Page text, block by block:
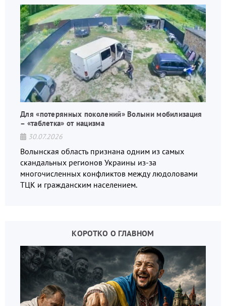
Для «потерянных поколений» Волыни мобилизация
– «таблетка» от нацизма
30.07.2026
Волынская область признана одним из самых
скандальных регионов Украины из-за
многочисленных конфликтов между людоловами
ТЦК и гражданским населением.
КОРОТКО О ГЛАВНОМ